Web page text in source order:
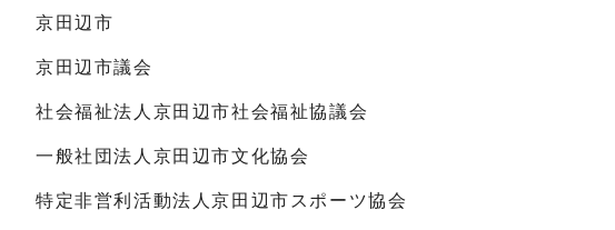
京田辺市
京田辺市議会
社会福祉法人京田辺市社会福祉協議会
一般社団法人京田辺市文化協会
特定非営利活動法人京田辺市スポーツ協会